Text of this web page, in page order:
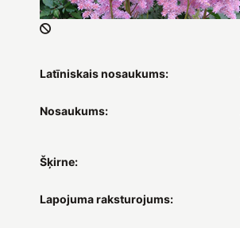
Latīniskais nosaukums:
Nosaukums:
Šķirne:
Lapojuma raksturojums: